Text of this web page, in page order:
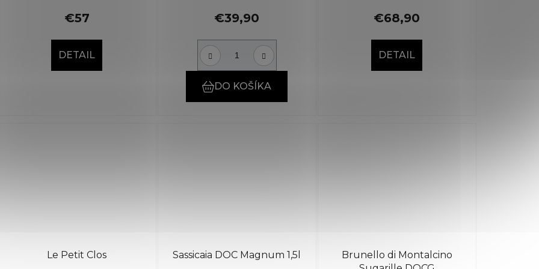
€57
DETAIL
€39,90
DO KOŠÍKA
€68,90
DETAIL
Le Petit Clos Sassicaia DOC Magnum 1,5l
Brunello di Montalcino